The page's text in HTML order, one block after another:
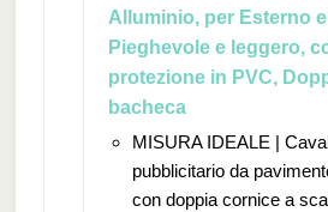
Alluminio, per Esterno
Pieghevole e leggero,
protezione in PVC,
bacheca
MISURA IDEALE |
pubblicitario da
con doppia cornice a